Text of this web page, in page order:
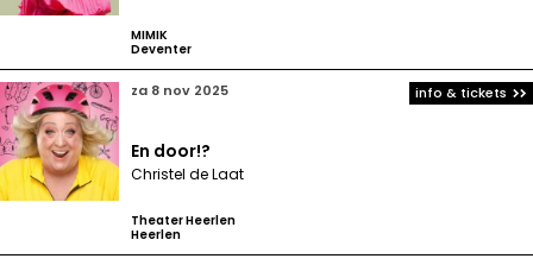
MIMIK
Deventer
za 8 nov 2025
En door!?
Christel de Laat
Theater Heerlen
Heerlen
info & tickets